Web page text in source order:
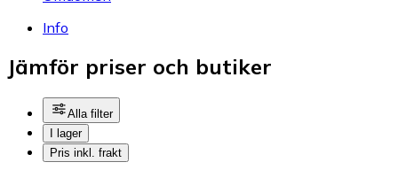
Info
Jämför priser och butiker
Alla filter
I lager
Pris inkl. frakt